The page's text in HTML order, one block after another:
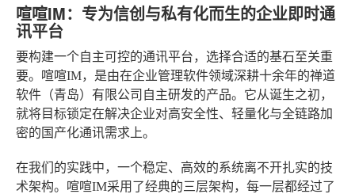
喧喧IM：专为信创与私有化而生的企业即时通
讯平台
要构建一个自主可控的通讯平台，选择合适的基石至关重
要。喧喧IM，是由在企业管理软件领域深耕十余年的禅道
软件（青岛）有限公司自主研发的产品。它从诞生之初，
就将目标锁定在解决企业对高安全性、轻量化与全链路加
密的国产化通讯需求上。
在我们的实践中，一个稳定、高效的系统离不开扎实的技
术架构。喧喧IM采用了经典的三层架构，每一层都经过了